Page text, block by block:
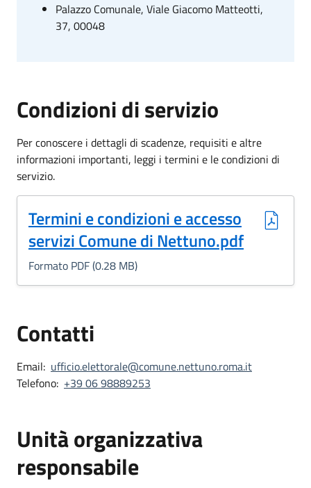
Palazzo Comunale, Viale Giacomo Matteotti,
37, 00048
Condizioni di servizio
Per conoscere i dettagli di scadenze, requisiti e altre
informazioni importanti, leggi i termini e le condizioni di
servizio.
Termini e condizioni e accesso
servizi Comune di Nettuno.pdf
(Formato PDF, 0.28 MB)
Formato PDF (0.28 MB)
Contatti
Email: ufficio.elettorale@comune.nettuno.roma.it
Telefono: +39 06 98889253
Unità organizzativa
responsabile